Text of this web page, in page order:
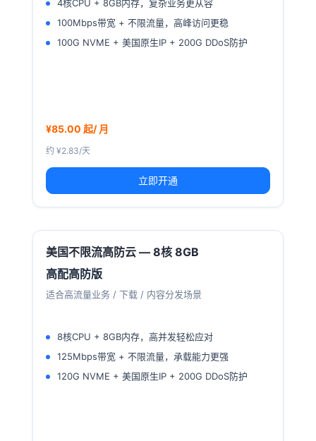
4核CPU + 8GB内存，复杂业务更从容
100Mbps带宽 + 不限流量，高峰访问更稳
100G NVME + 美国原生IP + 200G DDoS防护
¥85.00 起/ 月
约 ¥2.83/天
立即开通
美国不限流高防云 — 8核 8GB
高配高防版
适合高流量业务 / 下载 / 内容分发场景
8核CPU + 8GB内存，高并发轻松应对
125Mbps带宽 + 不限流量，承载能力更强
120G NVME + 美国原生IP + 200G DDoS防护